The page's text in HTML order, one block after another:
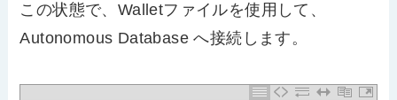
この状態で、Walletファイルを使用して、
Autonomous Database へ接続します。